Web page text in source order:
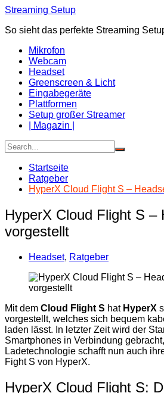
Zum
springen
Streaming Setup
So sieht das perfekte Streaming
Mikrofon
Webcam
Headset
Greenscreen & Licht
Eingabegeräte
Plattformen
Setup großer Streamer
| Magazin |
Startseite
Ratgeber
HyperX Cloud Flight S –
HyperX Cloud Flight S –
vorgestellt
Headset, Ratgeber
Mit dem Cloud Flight S hat HyperX
vorgestellt, welches sich bequem
laden lässt. In letzter Zeit wird der
Smartphones in Verbindung
Ladetechnologie schafft nun auch
Fight S von HyperX.
HyperX Cloud Flight S: